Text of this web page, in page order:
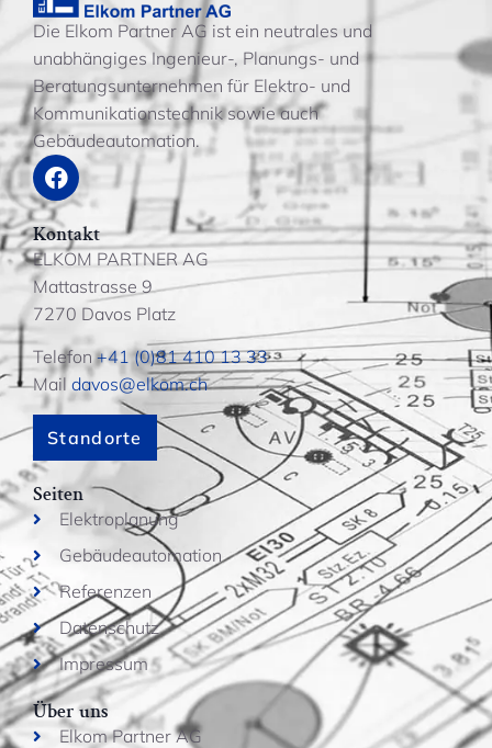
Die Elkom Partner AG ist ein neutrales und
unabhängiges Ingenieur-, Planungs- und
Beratungsunternehmen für Elektro- und
Kommunikationstechnik sowie auch
Gebäudeautomation.
Kontakt
ELKOM PARTNER AG
Mattastrasse 9
7270 Davos Platz
Telefon+41 (0)81 410 13 33
Mail davos@elkom.ch
Standorte
Seiten
Elektroplanung
Gebäudeautomation
Referenzen
Datenschutz
Impressum
Über uns
Elkom Partner AG